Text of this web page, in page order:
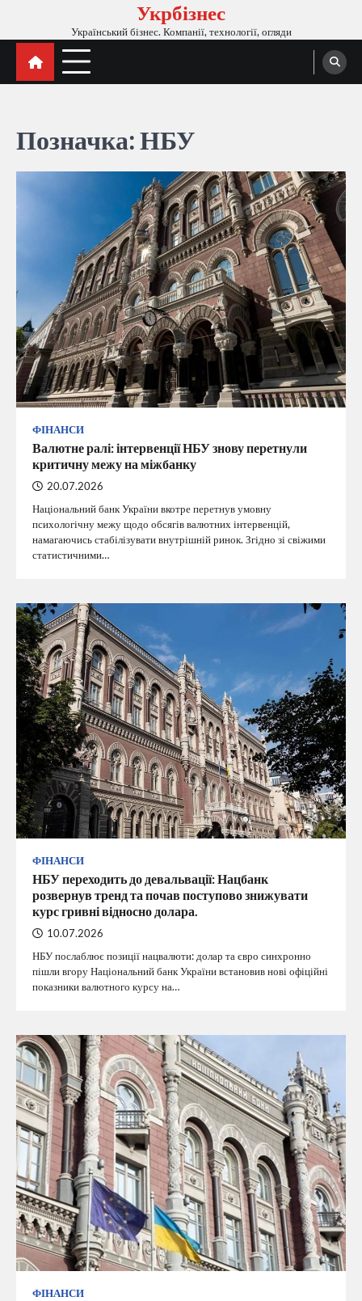
вмісту
Укрбізнес
Український бізнес. Компанії, технології, огляди
Позначка:НБУ
ФІНАНСИ
Валютне ралі: інтервенції НБУ знову перетнули
критичну межу на міжбанку
20.07.2026
Національний банк України вкотре перетнув умовну
психологічну межу щодо обсягів валютних інтервенцій,
намагаючись стабілізувати внутрішній ринок. Згідно зі свіжими
статистичними…
ФІНАНСИ
НБУ переходить до девальвації: Нацбанк
розвернув тренд та почав поступово знижувати
курс гривні відносно долара.
10.07.2026
НБУ послаблює позиції нацвалюти: долар та євро синхронно
пішли вгору Національний банк України встановив нові офіційні
показники валютного курсу на…
ФІНАНСИ